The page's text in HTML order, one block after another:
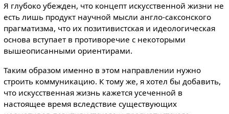
Я глубоко убежден, что концепт искусственной жизни не
есть лишь продукт научной мысли англо-саксонского
прагматизма, что их позитивистская и идеологическая
основа вступает в противоречие с некоторыми
вышеописанными ориентирами.
Таким образом именно в этом направлении нужно
строить коммуникацию. К тому же, я хотел бы добавить,
что искусственная жизнь кажется усеченной в
настоящее время вследствие существующих